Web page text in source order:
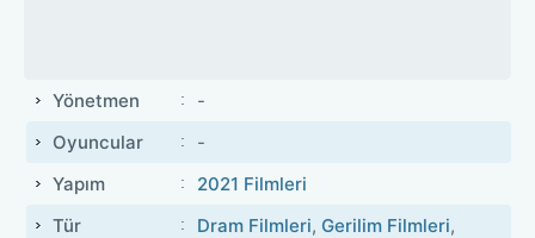
Yönetmen
-
Oyuncular
-
Yapım
2021 Filmleri
Tür
Dram Filmleri, Gerilim Filmleri,